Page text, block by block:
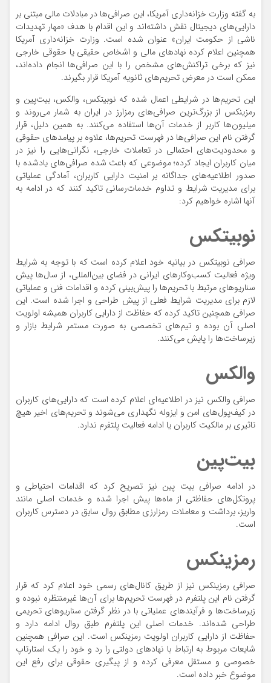
به گفته وزارت خزانه‌داری آمریکا، این صرافی‌ها در مبادلات مالی مبتنی بر
دارایی‌های دیجیتال نقش داشته‌اند و این اقدام با هدف «مهار تهدیدات
ناشی از حکومت ایران» عنوان شده است. وزارت خزانه‌داری آمریکا
همچنین اعلام کرده نهادهای مالی و اشخاص حقیقی یا حقوقی خارجی
نیز که برخی تراکنش‌های مشخص را با این صرافی‌ها انجام داده‌اند،
ممکن است در معرض تحریم‌های ثانویه آمریکا قرار بگیرند.
این تحریم‌ها در شرایطی اعمال شده که نوبیتکس، والکس، بیت‌پین و
رمزینکس از بزرگ‌ترین صرافی‌های رمزارز در ایران به شمار می‌روند و
میلیون‌ها کاربر از خدمات آن‌ها استفاده می‌کنند. به همین دلیل، قرار
گرفتن نام این صرافی‌ها در فهرست تحریم‌ها، علاوه بر پیامدهای حقوقی
و محدودیت‌های احتمالی در تعاملات خارجی، نگرانی‌هایی را نیز در
میان کاربران ایجاد کرده؛ موضوعی که باعث شده صرافی‌های یادشده با
صدور اطلاعیه‌های جداگانه بر امنیت دارایی کاربران، آمادگی عملیاتی
برای مدیریت شرایط و تداوم خدمات‌رسانی تاکید کنند که در ادامه به
آنها اشاره خواهیم کرد:
نوبیتکس
صرافی نوبیتکس در بیانیه خود اعلام کرده است که با توجه به شرایط
ویژه فعالیت کسب‌وکارهای ایرانی در فضای بین‌المللی، از سال‌ها پیش
سناریوهای مرتبط با تحریم‌ها را پیش‌بینی کرده و اقدامات فنی و عملیاتی
لازم برای مدیریت شرایط فعلی از پیش طراحی و اجرا شده است. این
صرافی همچنین تاکید کرده که حفاظت از دارایی کاربران همیشه اولویت
اصلی آن بوده و تیم‌های تخصصی به صورت مستمر شرایط بازار و
زیرساخت‌ها را پایش می‌کنند.
والکس
صرافی والکس نیز در اطلاعیه‌ای اعلام کرده است که دارایی‌های کاربران
در کیف‌پول‌های امن و ایزوله نگهداری می‌شوند و تحریم‌های اخیر هیچ
تاثیری بر مالکیت کاربران یا ادامه فعالیت پلتفرم ندارد.
بیت‌پین
در ادامه صرافی بیت پین نیز تصریح کرد که اقدامات احتیاطی و
پروتکل‌های حفاظتی از ماه‌ها پیش اجرا شده و خدمات اصلی مانند
واریز، برداشت و معاملات رمزارزی مطابق روال سابق در دسترس کاربران
است.
رمزینکس
صرافی رمزینکس نیز از طریق کانال‌های رسمی خود اعلام کرد که قرار
گرفتن نام این پلتفرم در فهرست تحریم‌ها برای آن‌ها غیرمنتظره نبوده و
زیرساخت‌ها و فرآیندهای عملیاتی با در نظر گرفتن سناریوهای تحریمی
طراحی شده‌اند. خدمات اصلی این پلتفرم طبق روال ادامه دارد و
حفاظت از دارایی کاربران اولویت رمزینکس است. این صرافی همچنین
شایعات مربوط به ارتباط با نهادهای دولتی را رد و خود را یک استارتاپ
خصوصی و مستقل معرفی کرده و از پیگیری حقوقی برای رفع این
موضوع خبر داده است.